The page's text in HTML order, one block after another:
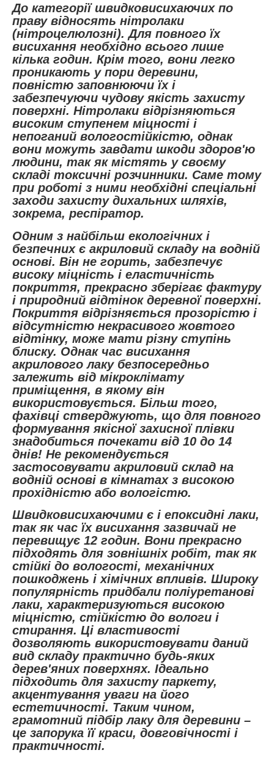
До категорії швидковисихаючих по
праву відносять нітролаки
(нітроцелюлозні). Для повного їх
висихання необхідно всього лише
кілька годин. Крім того, вони легко
проникають у пори деревини,
повністю заповнюючи їх і
забезпечуючи чудову якість захисту
поверхні. Нітролаки відрізняються
високим ступенем міцності і
непоганий вологостійкістю, однак
вони можуть завдати шкоди здоров'ю
людини, так як містять у своєму
складі токсичні розчинники. Саме тому
при роботі з ними необхідні спеціальні
заходи захисту дихальних шляхів,
зокрема, респіратор.
Одним з найбільш екологічних і
безпечних є акриловий складу на водній
основі. Він не горить, забезпечує
високу міцність і еластичність
покриття, прекрасно зберігає фактуру
і природний відтінок деревної поверхні.
Покриття відрізняється прозорістю і
відсутністю некрасивого жовтого
відтінку, може мати різну ступінь
блиску. Однак час висихання
акрилового лаку безпосередньо
залежить від мікроклімату
приміщення, в якому він
використовується. Більш того,
фахівці стверджують, що для повного
формування якісної захисної плівки
знадобиться почекати від 10 до 14
днів! Не рекомендується
застосовувати акриловий склад на
водній основі в кімнатах з високою
прохідністю або вологістю.
Швидковисихаючими є і епоксидні лаки,
так як час їх висихання зазвичай не
перевищує 12 годин. Вони прекрасно
підходять для зовнішніх робіт, так як
стійкі до вологості, механічних
пошкоджень і хімічних впливів. Широку
популярність придбали поліуретанові
лаки, характеризуються високою
міцністю, стійкістю до вологи і
стирання. Ці властивості
дозволяють використовувати даний
вид складу практично будь-яких
дерев'яних поверхнях. Ідеально
підходить для захисту паркету,
акцентування уваги на його
естетичності. Таким чином,
грамотний підбір лаку для деревини –
це запорука її краси, довговічності і
практичності.